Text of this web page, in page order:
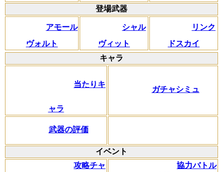
登場武器
アモール
ヴォルト
シャル
ヴィット
リンク
ドスカイ
キャラ
当たりキ
ャラ
ガチャシミュ
武器の評価
イベント
攻略チャ
協力バトル